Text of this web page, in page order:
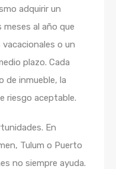
adquirir un
al año que
o un
plazo. Cada
de inmueble, la
riesgo aceptable.
En
Tulum o Puerto
no siempre ayuda.